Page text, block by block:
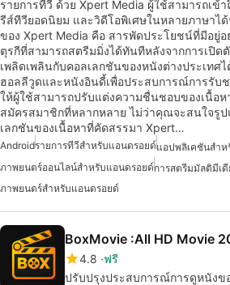
รายการทีวี ด้วย Xpert Media ผู้ใช้สามารถเข้
รีส์ทีวียอดนิยม และวิดีโอพิเศษในหลายภาษา
ของ Xpert Media คือ สารพัดประโยชน์ที่มีอยู่อ
ตุรกีที่สามารถสตรีมมิ่งได้ทันทีหลังจากการเปิด
เพลิดเพลินกับคอลเลกชันของหนังต่างประเทศ
ฮอลลีวูดและหนังอินดี้เพื่อประสบการณ์การรับ
ให้ผู้ใช้สามารถปรับแต่งความชื่นชอบของเนื้อห
สมัครสมาชิกที่หลากหลาย ไม่ว่าคุณจะสนใจรู
เลกชันของเนื้อหาที่คัดสรรมา Xpert…
Androidรายการทีวีสำหรับแอนดรอยด์
ภาพยนตร์ออนไลน์สำหรับแอนดรอยด์การสตรีมมัลติมีเ
ภาพยนตร์สำหรับแอนดรอยด์
BoxMovie :All HD Movie
4.8 ฟรี
ปรับปรุงประสบการณ์การดูหนังข